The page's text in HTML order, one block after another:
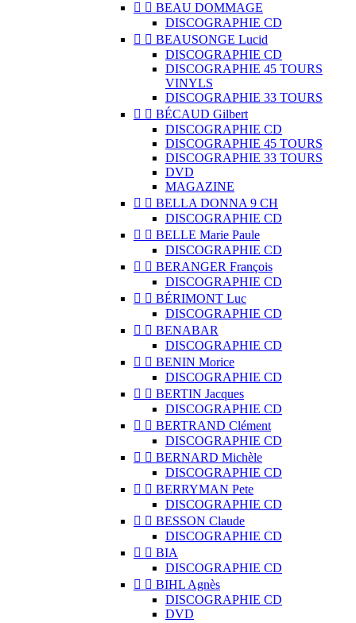
  BEAU DOMMAGE
DISCOGRAPHIE CD
  BEAUSONGE Lucid
DISCOGRAPHIE CD
DISCOGRAPHIE 45 TOURS
VINYLS
DISCOGRAPHIE 33 TOURS
  BÉCAUD Gilbert
DISCOGRAPHIE CD
DISCOGRAPHIE 45 TOURS
DISCOGRAPHIE 33 TOURS
DVD
MAGAZINE
  BELLA DONNA 9 CH
DISCOGRAPHIE CD
  BELLE Marie Paule
DISCOGRAPHIE CD
  BERANGER François
DISCOGRAPHIE CD
  BÉRIMONT Luc
DISCOGRAPHIE CD
  BENABAR
DISCOGRAPHIE CD
  BENIN Morice
DISCOGRAPHIE CD
  BERTIN Jacques
DISCOGRAPHIE CD
  BERTRAND Clément
DISCOGRAPHIE CD
  BERNARD Michèle
DISCOGRAPHIE CD
  BERRYMAN Pete
DISCOGRAPHIE CD
  BESSON Claude
DISCOGRAPHIE CD
  BIA
DISCOGRAPHIE CD
  BIHL Agnès
DISCOGRAPHIE CD
DVD